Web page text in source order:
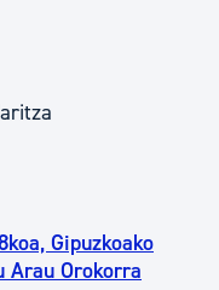
Gipuzkoako
Arau Orokorra